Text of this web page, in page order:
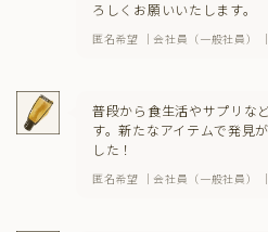
ろしくお願いいたします。
匿名希望 ｜会社員（一般社員） ｜
普段から食生活やサプリな
す。新たなアイテムで発見
した！
匿名希望 ｜会社員（一般社員） ｜